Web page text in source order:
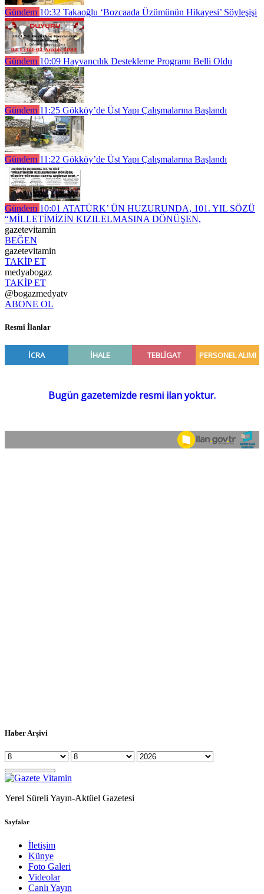
Gündem 10:32 Takaoğlu ‘Bozcaada Üzümünün Hikayesi’ Söyleşişi
Gündem 10:09 Hayvancılık Destekleme Programı Belli Oldu
Gündem 11:25 Gökköy’de Üst Yapı Çalışmalarına Başlandı
Gündem 11:22 Gökköy’de Üst Yapı Çalışmalarına Başlandı
Gündem 10:01 ATATÜRK’ ÜN HUZURUNDA, 101. YIL SÖZÜ
“MİLLETİMİZİN KIZILELMASINA DÖNÜŞEN,
gazetevitamin
BEĞEN
gazetevitamin
TAKİP ET
medyabogaz
TAKİP ET
@bogazmedyatv
ABONE OL
Resmî İlanlar
Haber Arşivi
Yerel Süreli Yayın-Aktüel Gazetesi
Sayfalar
İletişim
Künye
Foto Galeri
Videolar
Canlı Yayın